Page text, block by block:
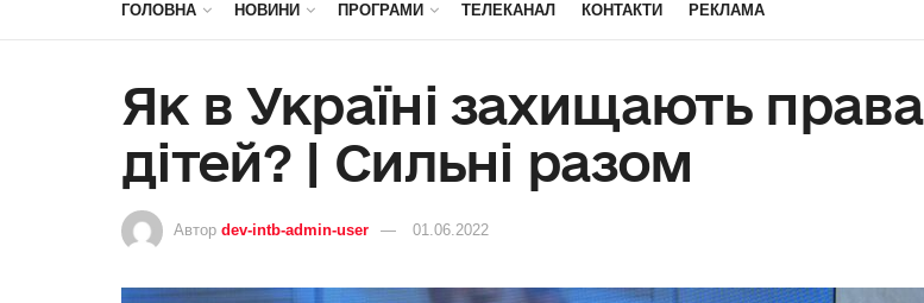
ГОЛОВНА НОВИНИ ПРОГРАМИ ТЕЛЕКАНАЛ КОНТАКТИ РЕКЛАМА
Як в Україні захищають права
дітей? | Сильні разом
Автор dev-intb-admin-user 01.06.2022